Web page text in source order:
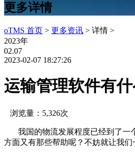
更多详情
oTMS 首页 > 更多资讯 > 详情 >
2023年
02.07
2023-02-07 18:27:26
运输管理软件有
浏览量：5,326次
我国的物流发展程度已经到了一
方面又有那些帮助呢？不妨就让我们